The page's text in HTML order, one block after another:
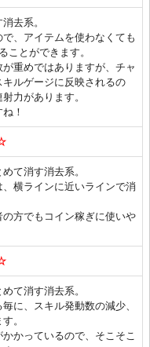
去系。
、アイテムを使わなくても
ことができます。
重めではありますが、チャ
ルゲージに反映されるの
力があります。
！
て消す消去系。
横ラインに近いラインで消
方でもコイン稼ぎに使いや
て消す消去系。
に、スキル発動数の減少、
。
かっているので、そこそこ